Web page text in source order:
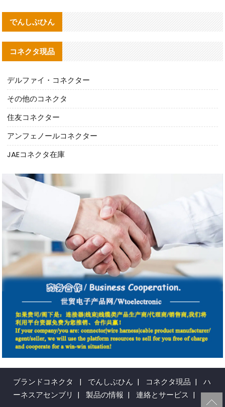
でんしぶひん
コネクタ現品
デルファイ・コネクター
その他のコネクタ
住友コネクター
アンフェノールコネクター
JAEコネクタ在庫
ブランドコネクタ | でんしぶひん | コネクタ現品 |
ハ
ーネスアセンブリ | 製品の情報 | 連絡とサービス |